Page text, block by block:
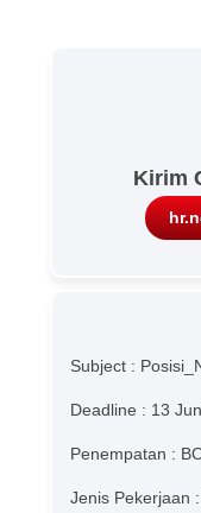
Kirim
Subject :
Deadline : 13
Penempatan :
Jenis Pekerjaan